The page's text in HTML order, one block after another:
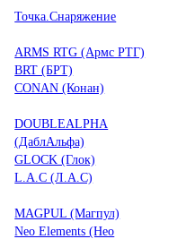
Точка.Снаряжение
ARMS RTG (Армс РТГ)
BRT (БРТ)
CONAN (Конан)
DOUBLEALPHA
(ДаблАльфа)
GLOCK (Глок)
L.A.C (Л.А.С)
MAGPUL (Магпул)
Neo Elements (Нео